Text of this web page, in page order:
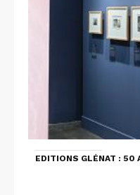
EDITIONS GLÉNAT : 50